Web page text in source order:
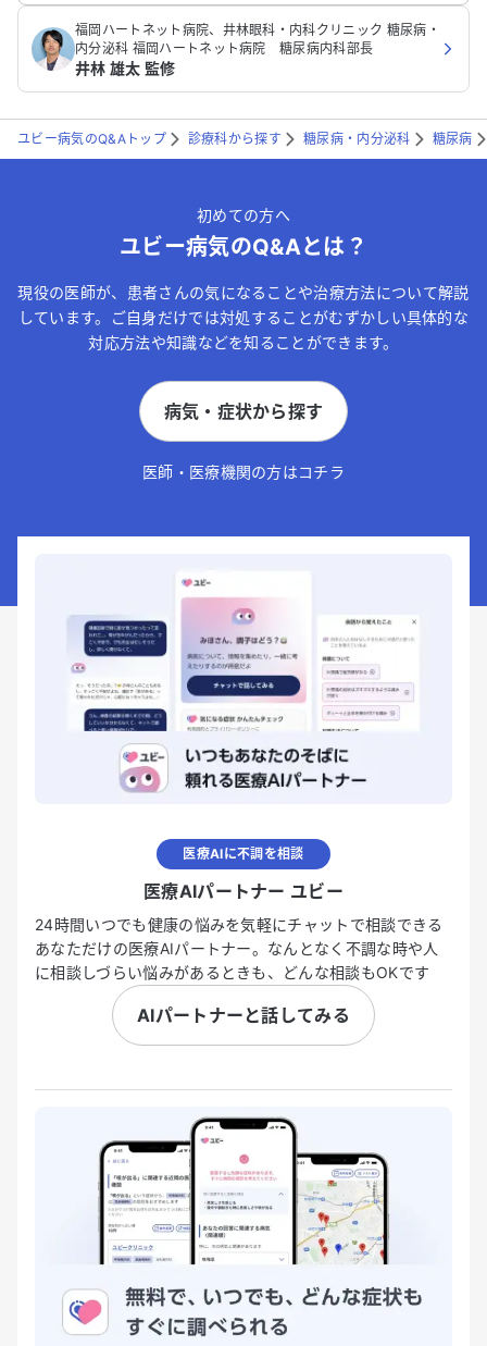
福岡ハートネット病院、井林眼科・内科クリニック 糖尿病・
内分泌科 福岡ハートネット病院 糖尿病内科部長
井林 雄太 監修
ユビー病気のQ&Aトップ 診療科から探す 糖尿病・内分泌科 糖尿病
初めての方へ
ユビー病気のQ&Aとは？
現役の医師が、患者さんの気になることや治療方法について解説
しています。ご自身だけでは対処することがむずかしい具体的な
対応方法や知識などを知ることができます。
病気・症状から探す
医師・医療機関の方はコチラ
医療AIに不調を相談
医療AIパートナー ユビー
24時間いつでも健康の悩みを気軽にチャットで相談できる
あなただけの医療AIパートナー。なんとなく不調な時や人
に相談しづらい悩みがあるときも、どんな相談もOKです
AIパートナーと話してみる